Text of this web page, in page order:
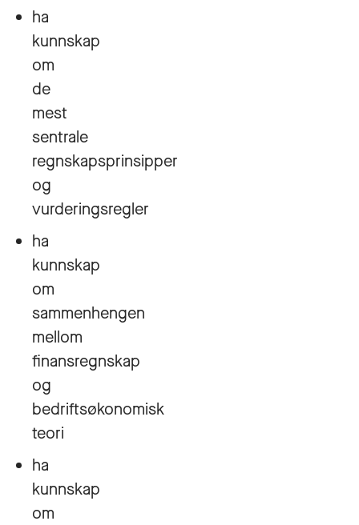
ha
kunnskap
om
de
mest
sentrale
regnskapsprinsipper
og
vurderingsregler
ha
kunnskap
om
sammenhengen
mellom
finansregnskap
og
bedriftsøkonomisk
teori
ha
kunnskap
om